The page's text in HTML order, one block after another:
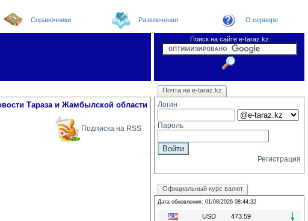
Справочники Развлечения О сервере
Поиск на сайте e-taraz.kz
Новости Погода в Таразе
Телефоный справочник
Видеоконференция
Новости e-taraz
Тараза и Жамбылской области
Подписка на RSS
Почта на e-taraz.kz
Логин
Пароль
Регистрация
Официальный курс валют
Дата обновления: 01/08/2026 08:44:32
USD
473.59